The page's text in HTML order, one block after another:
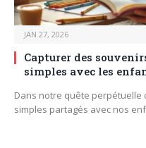
JAN 27, 2026
Capturer des
simples avec les
Dans notre quête perpétuelle
simples partagés avec nos